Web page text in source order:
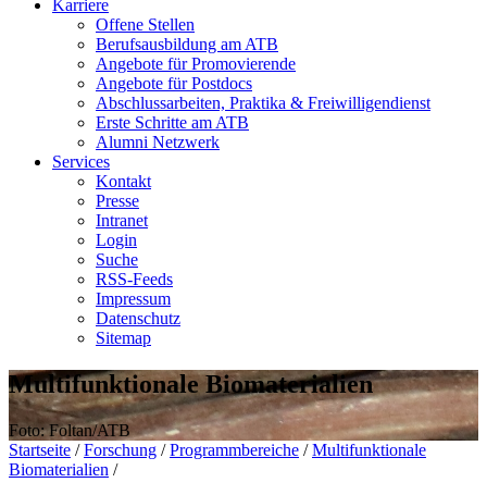
Karriere
Offene Stellen
Berufsausbildung am ATB
Angebote für Promovierende
Angebote für Postdocs
Abschlussarbeiten, Praktika & Freiwilligendienst
Erste Schritte am ATB
Alumni Netzwerk
Services
Kontakt
Presse
Intranet
Login
Suche
RSS-Feeds
Impressum
Datenschutz
Sitemap
Multifunktionale Biomaterialien
Foto: Foltan/ATB
Startseite / Forschung / Programmbereiche / Multifunktionale
Biomaterialien /